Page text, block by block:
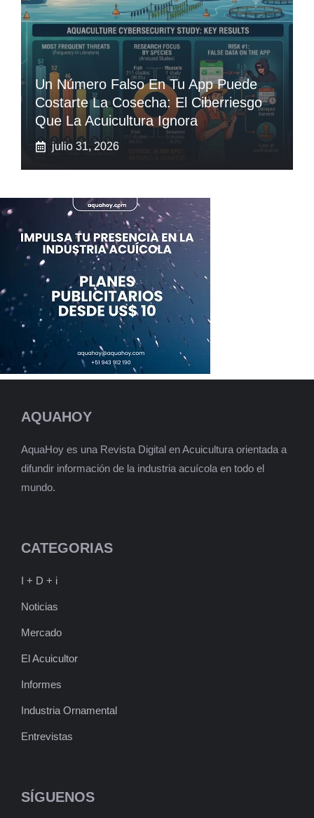
Un Número Falso En Tu App Puede
Costarte La Cosecha: El Ciberriesgo
Que La Acuicultura Ignora
julio 31, 2026
AQUAHOY
AquaHoy es una Revista Digital en Acuicultura orientada a
difundir información de la industria acuícola en todo el
mundo.
CATEGORIAS
I + D + i
Noticias
Mercado
El Acuicultor
Informes
Industria Ornamental
Entrevistas
SÍGUENOS